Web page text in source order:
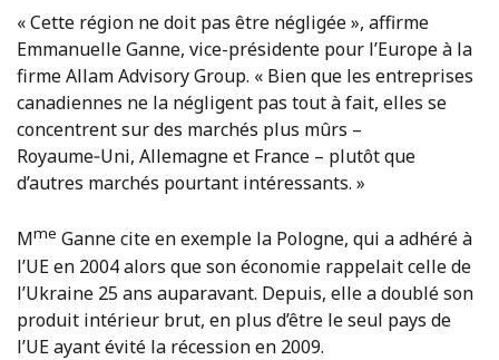
« Cette région ne doit pas être négligée », affirme
Emmanuelle Ganne, vice-présidente pour l’Europe à la
firme Allam Advisory Group. « Bien que les entreprises
canadiennes ne la négligent pas tout à fait, elles se
concentrent sur des marchés plus mûrs –
Royaume‑Uni, Allemagne et France – plutôt que
d’autres marchés pourtant intéressants. »
Mme Ganne cite en exemple la Pologne, qui a adhéré à
l’UE en 2004 alors que son économie rappelait celle de
l’Ukraine 25 ans auparavant. Depuis, elle a doublé son
produit intérieur brut, en plus d’être le seul pays de
l’UE ayant évité la récession en 2009.